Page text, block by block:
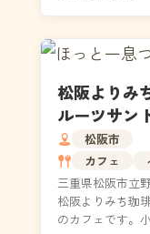
松阪よりみ
ルーツサン
松阪市
カフェ
三重県松阪市立
松阪よりみち珈
のカフェです。